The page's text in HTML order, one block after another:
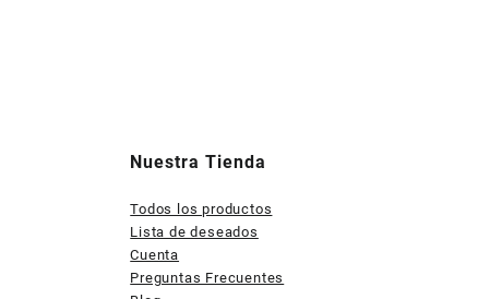
Nuestra Tienda
Todos los productos
Lista de deseados
Cuenta
Preguntas Frecuentes